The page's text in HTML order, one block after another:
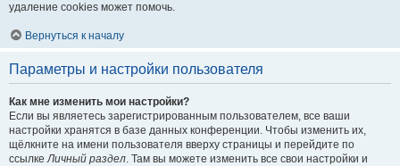
удаление cookies может помочь.
Вернуться к началу
Параметры и настройки пользователя
Как мне изменить мои настройки?
Если вы являетесь зарегистрированным пользователем, все ваши
настройки хранятся в базе данных конференции. Чтобы изменить их,
щёлкните на имени пользователя вверху страницы и перейдите по
ссылкеЛичный раздел. Там вы можете изменить все свои настройки и